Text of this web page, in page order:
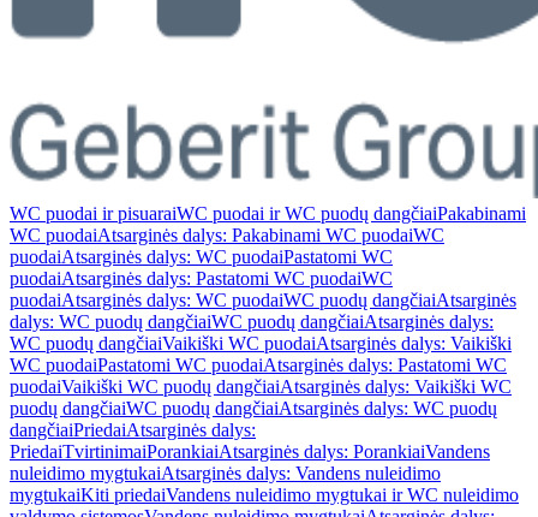
WC puodai ir pisuaraiWC puodai ir WC puodų dangčiaiPakabinami
WC puodaiAtsarginės dalys: Pakabinami WC puodaiWC
puodaiAtsarginės dalys: WC puodaiPastatomi WC
puodaiAtsarginės dalys: Pastatomi WC puodaiWC
puodaiAtsarginės dalys: WC puodaiWC puodų dangčiaiAtsarginės
dalys: WC puodų dangčiaiWC puodų dangčiaiAtsarginės dalys:
WC puodų dangčiaiVaikiški WC puodaiAtsarginės dalys: Vaikiški
WC puodaiPastatomi WC puodaiAtsarginės dalys: Pastatomi WC
puodaiVaikiški WC puodų dangčiaiAtsarginės dalys: Vaikiški WC
puodų dangčiaiWC puodų dangčiaiAtsarginės dalys: WC puodų
dangčiaiPriedaiAtsarginės dalys:
PriedaiTvirtinimaiPorankiaiAtsarginės dalys: PorankiaiVandens
nuleidimo mygtukaiAtsarginės dalys: Vandens nuleidimo
mygtukaiKiti priedaiVandens nuleidimo mygtukai ir WC nuleidimo